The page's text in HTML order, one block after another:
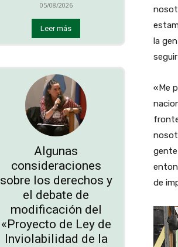
05/08/2026
Leer más
Algunas
consideraciones
sobre los derechos y
el debate de
modificación del
«Proyecto de Ley de
Inviolabilidad de la
la
«Me
de